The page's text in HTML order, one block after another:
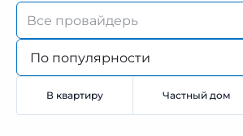
По популярности
В квартиру Частный дом